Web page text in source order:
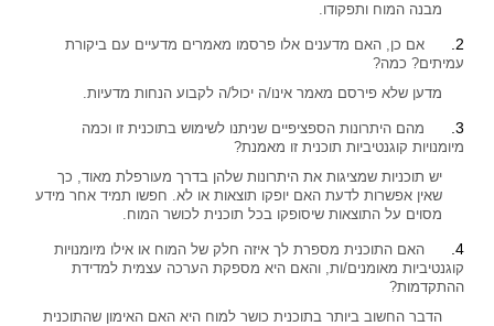
מבנה המוח ותפקודו.
אם כן, האם מדענים אלו פרסמו מאמרים מדעיים עם ביקורת
עמיתים? כמה?
מדען שלא פירסם מאמר אינו/ה יכול/ה לקבוע הנחות מדעיות.
מהם היתרונות הספציפיים שניתנו לשימוש בתוכנית זו וכמה
מיומנויות קוגנטיביות תוכנית זו מאמנת?
יש תוכניות שמציגות את היתרונות שלהן בדרך מעורפלת מאוד, כך
שאין אפשרות לדעת האם יופקו תוצאות או לא. חפשו תמיד אחר מידע
מסוים על התוצאות שיסופקו בכל תוכנית לכושר המוח.
האם התוכנית מספרת לך איזה חלק של המוח או אילו מיומנויות
קוגנטיביות מאומנים/ות, והאם היא מספקת הערכה עצמית למדידת
ההתקדמות?
הדבר החשוב ביותר בתוכנית כושר למוח היא האם האימון שהתוכנית